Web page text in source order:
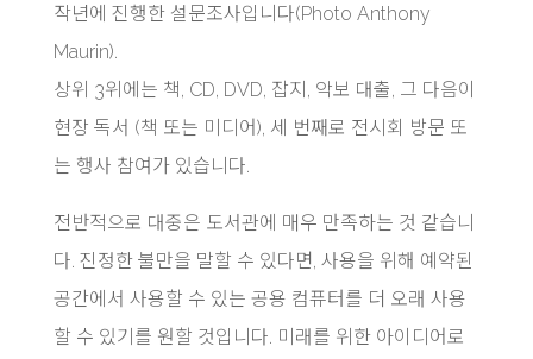
작년에 진행한 설문조사입니다(Photo Anthony
Maurin).
상위 3위에는 책, CD, DVD, 잡지, 악보 대출, 그 다음이
현장 독서 (책 또는 미디어), 세 번째로 전시회 방문 또
는 행사 참여가 있습니다.
전반적으로 대중은 도서관에 매우 만족하는 것 같습니
다. 진정한 불만을 말할 수 있다면, 사용을 위해 예약된
공간에서 사용할 수 있는 공용 컴퓨터를 더 오래 사용
할 수 있기를 원할 것입니다. 미래를 위한 아이디어로